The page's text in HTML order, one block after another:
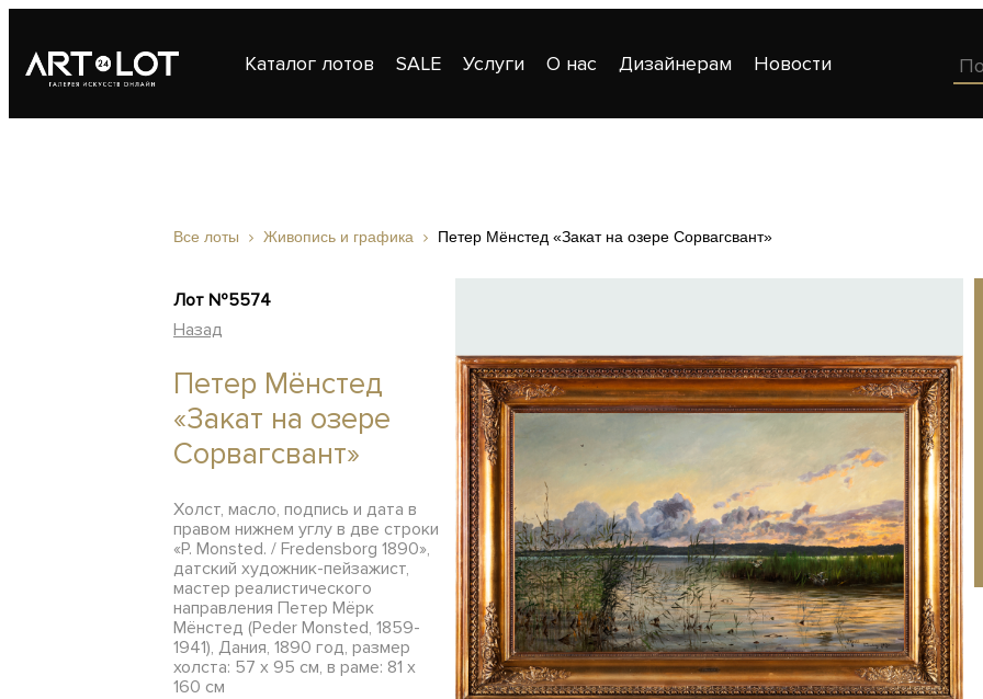
Каталог лотов SALE Услуги О нас Дизайнерам Новости
Все лоты Живопись и графика Петер Мёнстед «Закат на озере Сорвагсвант»
Лот №5574
Назад
Петер Мёнстед
«Закат на озере
Сорвагсвант»
Холст, масло, подпись и дата в
правом нижнем углу в две строки
«P. Monsted. / Fredensborg 1890»,
датский художник-пейзажист,
мастер реалистического
направления Петер Мёрк
Мёнстед (Peder Monsted, 1859-
1941), Дания, 1890 год, размер
холста: 57 х 95 см, в раме: 81 х
160 см